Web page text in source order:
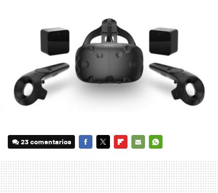
23 comentarios
MAIL